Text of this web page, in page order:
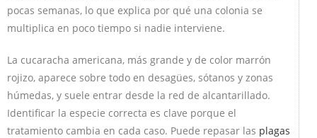
pocas semanas, lo que explica por qué una colonia se
multiplica en poco tiempo si nadie interviene.
La cucaracha americana, más grande y de color marrón
rojizo, aparece sobre todo en desagües, sótanos y zonas
húmedas, y suele entrar desde la red de alcantarillado.
Identificar la especie correcta es clave porque el
tratamiento cambia en cada caso. Puede repasar las plagas